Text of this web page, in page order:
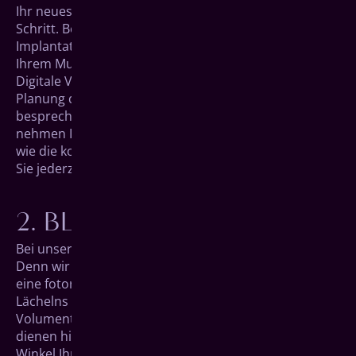
Ihr neues Lebens­gefühl beginnt mit dem ersten
Schritt. Bei einem ersten Beratungs­gespräch für Ihre
Implantate schauen wir uns dem aktuellen Zustand in
Ihrem Mundraum an. Dabei hilft uns hochmoderne
Digitale Volumentomographie (DVT) bei der präzisen
Planung des späteren Eingriffs. Außerdem
besprechen wir mit Ihnen mögliche Wünsche,
nehmen Ihnen Ihre Sorgen und legen im Detail fest,
wie die kommenden Schritte aussehen werden, damit
Sie jederzeit wissen, was auf Sie zukommt.
BLICK IN DIE ZUKUNFT
Bei unserem zweiten Gespräch wird es aufregend.
Denn wir können Ihnen in einer digitalen Vorschau
eine foto­realistische Darstellung Ihres neuen
Lächelns präsen­tieren. Die Aufnahmen der Digitalen
Volumentomographie (DVT) aus unserem Erst­termin
dienen hierfür als Basis, an der wir im Detail jeden